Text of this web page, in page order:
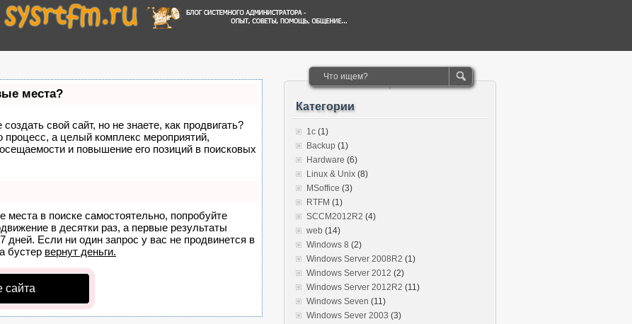
места?
свой сайт, но не знаете, как продвигать?
процесс, а целый комплекс мероприятий,
и повышение его позиций в поисковых
места в поиске самостоятельно, попробуйте
в десятки раз, а первые результаты
дней. Если ни один запрос у вас не продвинется в
бустер вернут деньги.
сайта
Категории
1c (1)
Backup (1)
Hardware (6)
Linux & Unix (8)
MSoffice (3)
RTFM (1)
SCCM2012R2 (4)
web (14)
Windows 8 (2)
Windows Server 2008R2 (1)
Windows Server 2012 (2)
Windows Server 2012R2 (11)
Windows Seven (11)
Windows Sever 2003 (3)